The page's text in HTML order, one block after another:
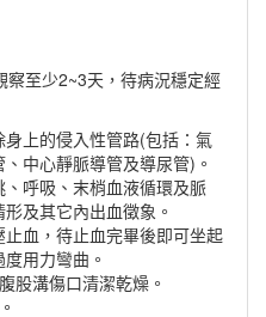
至少2~3天，待病況穩定經
上的侵入性管路(包括：氣
中心靜脈導管及導尿管)。
呼吸、末梢血液循環及脈
及其它內出血徵象。
血，待止血完畢後即可坐起
用力彎曲。
股溝傷口清潔乾燥。